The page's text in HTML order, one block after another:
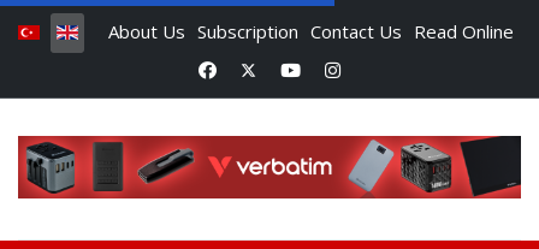
About Us Subscription Contact Us Read Online